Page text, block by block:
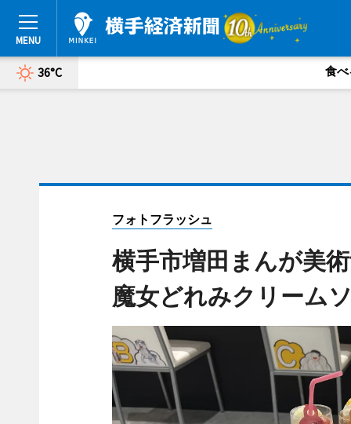
36°C 食べ
フォトフラッシュ
横手市増田まんが美
魔女どれみクリーム